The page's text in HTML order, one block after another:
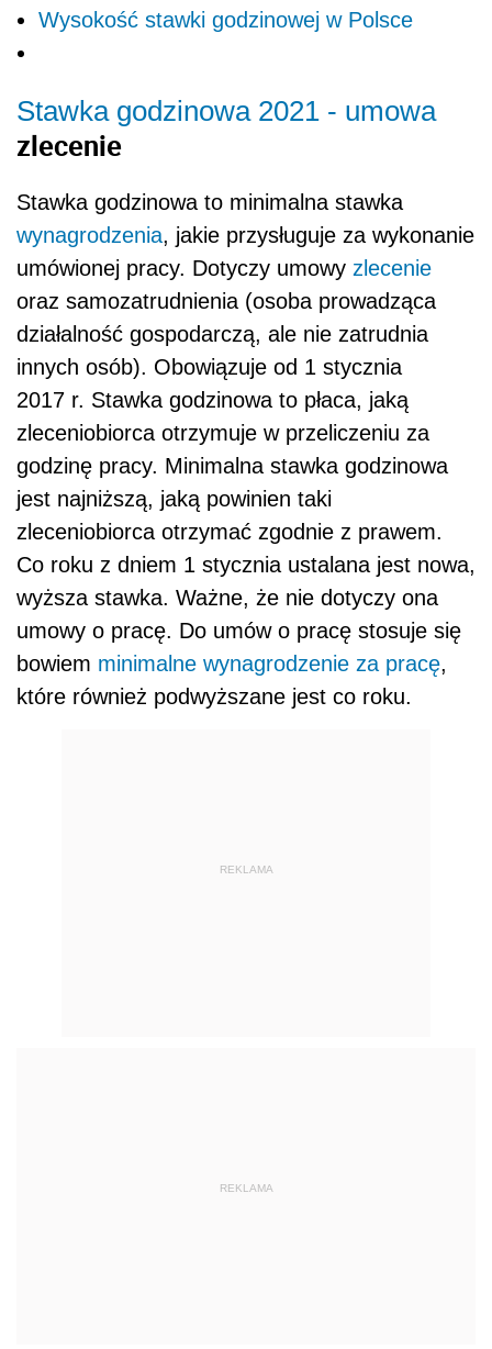
Wysokość stawki godzinowej w Polsce
Stawka godzinowa 2021 - umowa
zlecenie
Stawka godzinowa to minimalna stawka
wynagrodzenia, jakie przysługuje za wykonanie
umówionej pracy. Dotyczy umowy zlecenie
oraz samozatrudnienia (osoba prowadząca
działalność gospodarczą, ale nie zatrudnia
innych osób). Obowiązuje od 1 stycznia
2017 r. Stawka godzinowa to płaca, jaką
zleceniobiorca otrzymuje w przeliczeniu za
godzinę pracy. Minimalna stawka godzinowa
jest najniższą, jaką powinien taki
zleceniobiorca otrzymać zgodnie z prawem.
Co roku z dniem 1 stycznia ustalana jest nowa,
wyższa stawka. Ważne, że nie dotyczy ona
umowy o pracę. Do umów o pracę stosuje się
bowiem minimalne wynagrodzenie za pracę,
które również podwyższane jest co roku.
REKLAMA
REKLAMA